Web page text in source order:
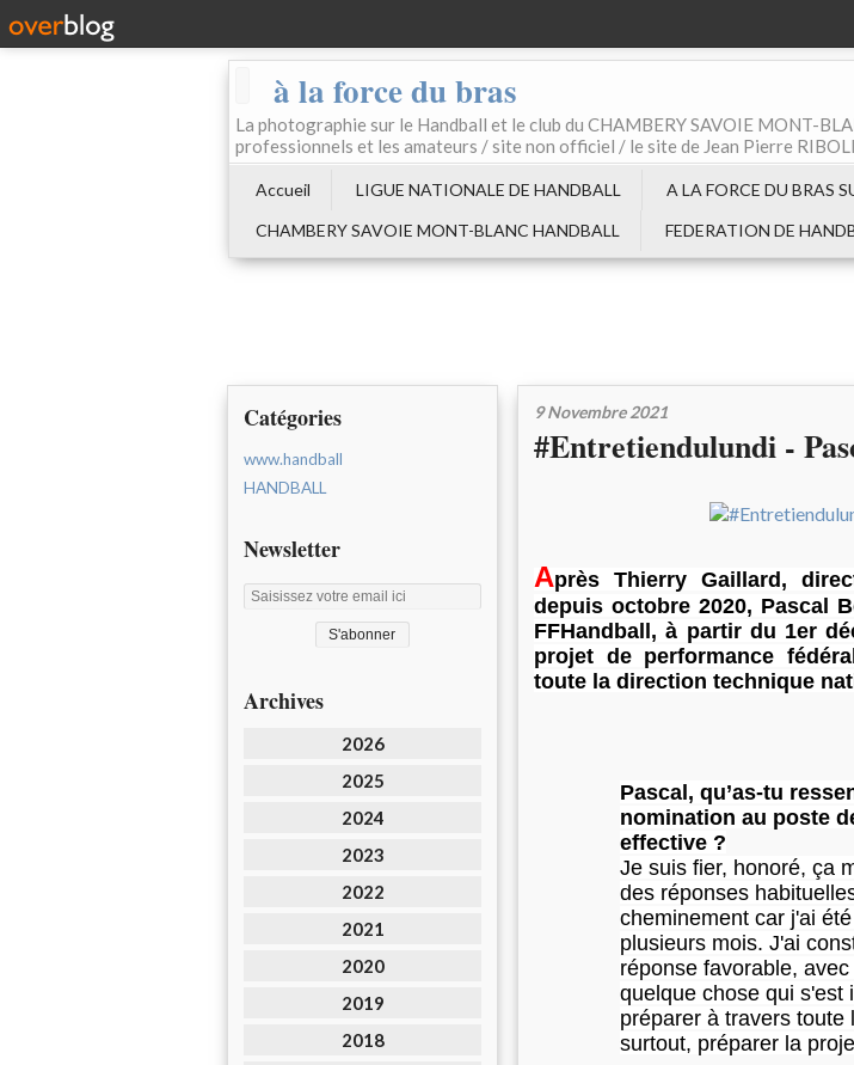
à la force du bras
La photographie sur le Handball et le club du CHAMBERY SAVOIE MONT-
professionnels et les amateurs / site non officiel / le site de Jean Pierre
Accueil LIGUE NATIONALE DE HANDBALL
A LA FORCE DU BRAS
CHAMBERY SAVOIE MONT-BLANC HANDBALL
FEDERATION DE
Catégories
www.handball
HANDBALL
Newsletter
Archives
2026
2025
2024
2023
2022
2021
2020
2019
2018
9 Novembre 2021
#Entretiendulundi -
Après Thierry Gaillard,
depuis octobre 2020, Pascal
FFHandball, à partir du 1er
projet de performance
toute la direction technique
Pascal, qu’as-tu
nomination au poste
effective ?
Je suis fier, honoré, ça
des réponses
cheminement car j'ai
plusieurs mois. J'ai
réponse favorable,
quelque chose qui s'est
préparer à travers toute
surtout, préparer la